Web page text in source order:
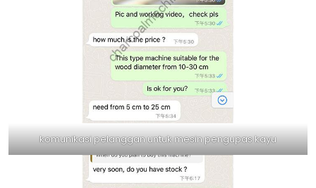
komunikasi pelanggan untuk mesin pengupas kayu